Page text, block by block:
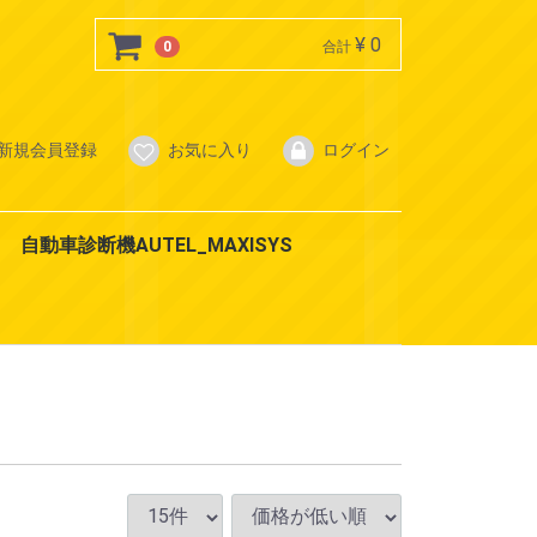
0 合計 ¥ 0
規会員登録 お気に入り ログイン
自動車診断機AUTEL_MAXISYS